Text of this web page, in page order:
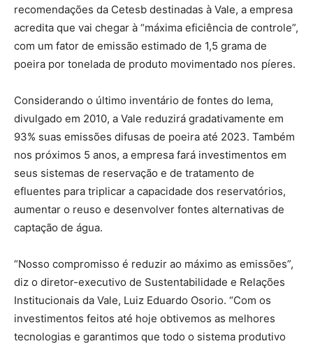
recomendações da Cetesb destinadas à Vale, a empresa
acredita que vai chegar à “máxima eficiência de controle”,
com um fator de emissão estimado de 1,5 grama de
poeira por tonelada de produto movimentado nos píeres.
Considerando o último inventário de fontes do Iema,
divulgado em 2010, a Vale reduzirá gradativamente em
93% suas emissões difusas de poeira até 2023. Também
nos próximos 5 anos, a empresa fará investimentos em
seus sistemas de reservação e de tratamento de
efluentes para triplicar a capacidade dos reservatórios,
aumentar o reuso e desenvolver fontes alternativas de
captação de água.
“Nosso compromisso é reduzir ao máximo as emissões”,
diz o diretor-executivo de Sustentabilidade e Relações
Institucionais da Vale, Luiz Eduardo Osorio. “Com os
investimentos feitos até hoje obtivemos as melhores
tecnologias e garantimos que todo o sistema produtivo